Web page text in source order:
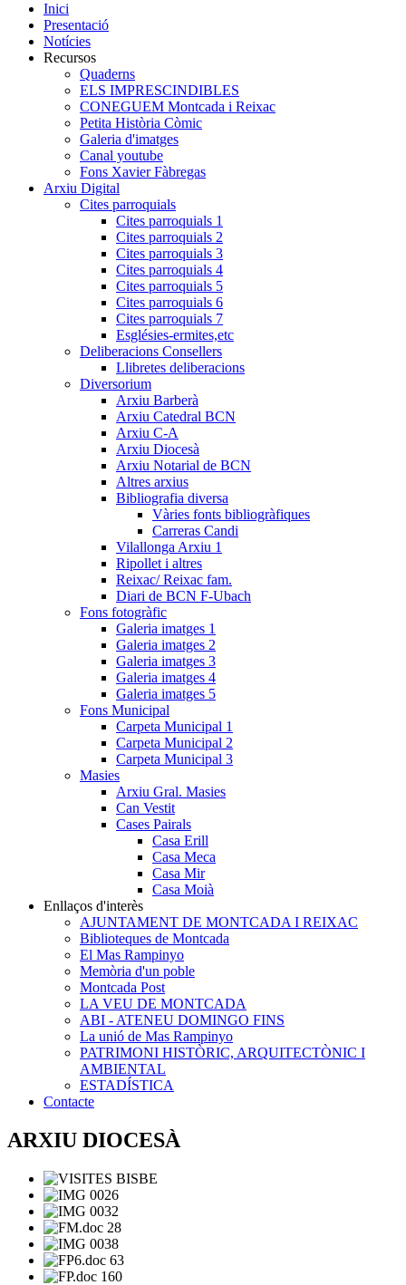
Inici
Presentació
Notícies
Recursos
Quaderns
ELS IMPRESCINDIBLES
CONEGUEM Montcada i Reixac
Petita Història Còmic
Galeria d'imatges
Canal youtube
Fons Xavier Fàbregas
Arxiu Digital
Cites parroquials
Cites parroquials 1
Cites parroquials 2
Cites parroquials 3
Cites parroquials 4
Cites parroquials 5
Cites parroquials 6
Cites parroquials 7
Esglésies-ermites,etc
Deliberacions Consellers
Llibretes deliberacions
Diversorium
Arxiu Barberà
Arxiu Catedral BCN
Arxiu C-A
Arxiu Diocesà
Arxiu Notarial de BCN
Altres arxius
Bibliografia diversa
Vàries fonts bibliogràfiques
Carreras Candi
Vilallonga Arxiu 1
Ripollet i altres
Reixac/ Reixac fam.
Diari de BCN F-Ubach
Fons fotogràfic
Galeria imatges 1
Galeria imatges 2
Galeria imatges 3
Galeria imatges 4
Galeria imatges 5
Fons Municipal
Carpeta Municipal 1
Carpeta Municipal 2
Carpeta Municipal 3
Masies
Arxiu Gral. Masies
Can Vestit
Cases Pairals
Casa Erill
Casa Meca
Casa Mir
Casa Moià
Enllaços d'interès
AJUNTAMENT DE MONTCADA I REIXAC
Biblioteques de Montcada
El Mas Rampinyo
Memòria d'un poble
Montcada Post
LA VEU DE MONTCADA
ABI - ATENEU DOMINGO FINS
La unió de Mas Rampinyo
PATRIMONI HISTÒRIC, ARQUITECTÒNIC I
AMBIENTAL
ESTADÍSTICA
Contacte
ARXIU DIOCESÀ